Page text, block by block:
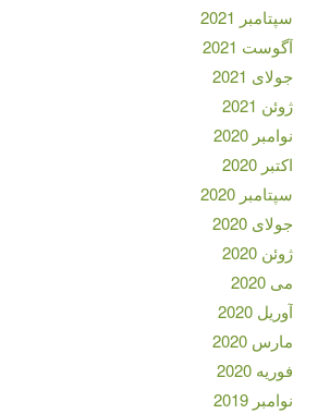
سپتامبر 2021
آگوست 2021
جولای 2021
ژوئن 2021
نوامبر 2020
اکتبر 2020
سپتامبر 2020
جولای 2020
ژوئن 2020
می 2020
آوریل 2020
مارس 2020
فوریه 2020
نوامبر 2019